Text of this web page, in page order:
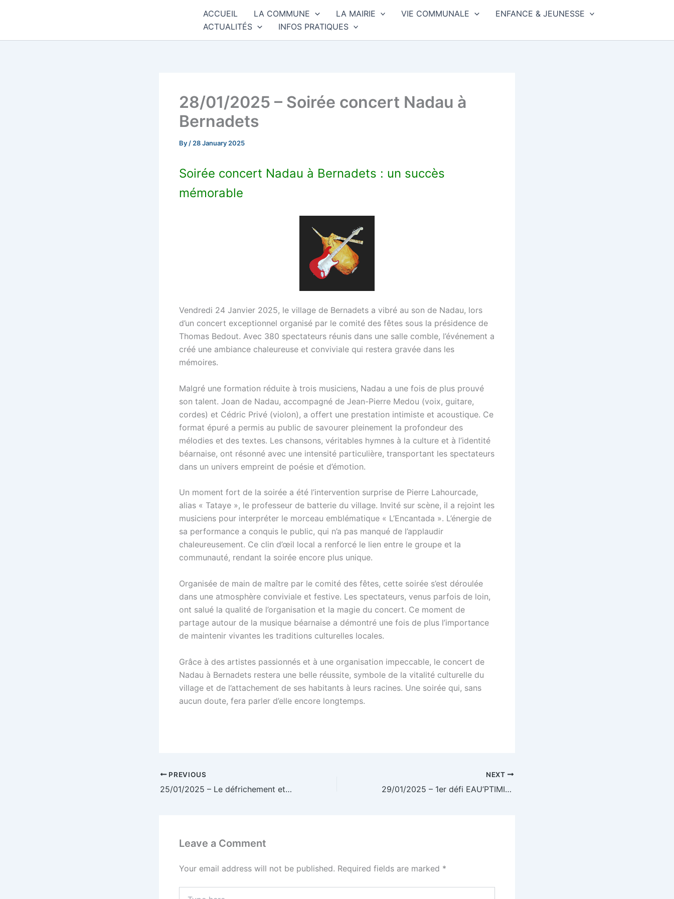
ACCUEIL LA COMMUNE LA MAIRIE VIE COMMUNALE
ENFANCE & JEUNESSE
ACTUALITÉS
INFOS PRATIQUES
28/01/2025 – Soirée concert Nadau à
Bernadets
By / 28 January 2025
Soirée concert Nadau à Bernadets : un succès
mémorable
Vendredi 24 Janvier 2025, le village de Bernadets a vibré au son de Nadau, lors
d’un concert exceptionnel organisé par le comité des fêtes sous la présidence de
Thomas Bedout. Avec 380 spectateurs réunis dans une salle comble, l’événement a
créé une ambiance chaleureuse et conviviale qui restera gravée dans les
mémoires.
Malgré une formation réduite à trois musiciens, Nadau a une fois de plus prouvé
son talent. Joan de Nadau, accompagné de Jean-Pierre Medou (voix, guitare,
cordes) et Cédric Privé (violon), a offert une prestation intimiste et acoustique. Ce
format épuré a permis au public de savourer pleinement la profondeur des
mélodies et des textes. Les chansons, véritables hymnes à la culture et à l’identité
béarnaise, ont résonné avec une intensité particulière, transportant les spectateurs
dans un univers empreint de poésie et d’émotion.
Un moment fort de la soirée a été l’intervention surprise de Pierre Lahourcade,
alias « Tataye », le professeur de batterie du village. Invité sur scène, il a rejoint les
musiciens pour interpréter le morceau emblématique « L’Encantada ». L’énergie de
sa performance a conquis le public, qui n’a pas manqué de l’applaudir
chaleureusement. Ce clin d’œil local a renforcé le lien entre le groupe et la
communauté, rendant la soirée encore plus unique.
Organisée de main de maître par le comité des fêtes, cette soirée s’est déroulée
dans une atmosphère conviviale et festive. Les spectateurs, venus parfois de loin,
ont salué la qualité de l’organisation et la magie du concert. Ce moment de
partage autour de la musique béarnaise a démontré une fois de plus l’importance
de maintenir vivantes les traditions culturelles locales.
Grâce à des artistes passionnés et à une organisation impeccable, le concert de
Nadau à Bernadets restera une belle réussite, symbole de la vitalité culturelle du
village et de l’attachement de ses habitants à leurs racines. Une soirée qui, sans
aucun doute, fera parler d’elle encore longtemps.
PREVIOUS
25/01/2025 – Le défrichement et coupes forestières dans le Pyrénées Atlantiques
NEXT
29/01/2025 – 1er défi EAU’PTIMISE
Leave a Comment
Your email address will not be published. Required fields are marked *